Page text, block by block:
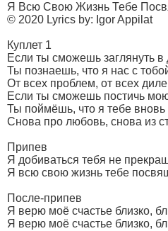
Я Всю Свою Жизнь Тебе
© 2020 Lyrics by: Igor Appilat
Куплет 1
Если ты сможешь заглянуть
Ты познаешь, что я нас с
От всех проблем, от всех
Если ты сможешь постичь
Ты поймёшь, что я тебе
Снова про любовь, снова из
Припев
Я добиваться тебя не
Я всю свою жизнь тебе
После-припев
Я верю моё счастье близко,
Я верю моё счастье близко,